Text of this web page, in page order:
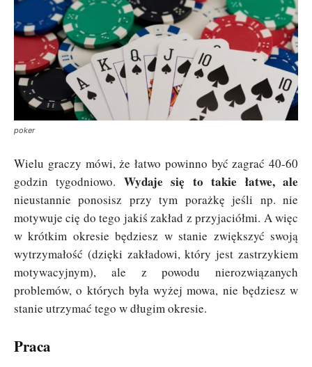
poker
Wielu graczy mówi, że łatwo powinno być zagrać 40-60
godzin tygodniowo. Wydaje się to takie łatwe, ale
nieustannie ponosisz przy tym porażkę jeśli np. nie
motywuje cię do tego jakiś zakład z przyjaciółmi. A więc
w krótkim okresie będziesz w stanie zwiększyć swoją
wytrzymałość (dzięki zakładowi, który jest zastrzykiem
motywacyjnym), ale z powodu nierozwiązanych
problemów, o których była wyżej mowa, nie będziesz w
stanie utrzymać tego w długim okresie.
Praca